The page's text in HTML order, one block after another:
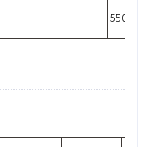
550€